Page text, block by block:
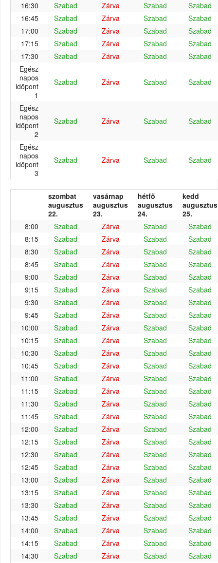
16:30 Szabad Zárva Szabad
Szabad
16:45
Szabad Zárva Szabad
Szabad
17:00
Szabad Zárva Szabad
Szabad
17:15
Szabad Zárva Szabad
Szabad
17:30
Szabad Zárva Szabad
Szabad
Egész
napos
időpont
1
Szabad Zárva Szabad Szabad
Egész
napos
időpont
2
Szabad Zárva Szabad Szabad
Egész
napos
időpont
3
Szabad Zárva Szabad Szabad
szombat
augusztus
22.
vasárnap
augusztus
23.
hétfő
augusztus
24.
kedd
augusztus
25.
8:00
Szabad Zárva Szabad
Szabad
8:15
Szabad Zárva Szabad
Szabad
8:30
Szabad Zárva Szabad
Szabad
8:45
Szabad Zárva Szabad
Szabad
9:00
Szabad Zárva Szabad
Szabad
9:15
Szabad Zárva Szabad
Szabad
9:30
Szabad Zárva Szabad
Szabad
9:45
Szabad Zárva Szabad
Szabad
10:00
Szabad Zárva Szabad
Szabad
10:15
Szabad Zárva Szabad
Szabad
10:30
Szabad Zárva Szabad
Szabad
10:45
Szabad Zárva Szabad
Szabad
11:00
Szabad Zárva Szabad
Szabad
11:15
Szabad Zárva Szabad
Szabad
11:30
Szabad Zárva Szabad
Szabad
11:45
Szabad Zárva Szabad
Szabad
12:00
Szabad Zárva Szabad
Szabad
12:15
Szabad Zárva Szabad
Szabad
12:30
Szabad Zárva Szabad
Szabad
12:45
Szabad Zárva Szabad
Szabad
13:00
Szabad Zárva Szabad
Szabad
13:15
Szabad Zárva Szabad
Szabad
13:30
Szabad Zárva Szabad
Szabad
13:45
Szabad Zárva Szabad
Szabad
14:00
Szabad Zárva Szabad
Szabad
14:15
Szabad Zárva Szabad
Szabad
14:30
Szabad Zárva Szabad
Szabad